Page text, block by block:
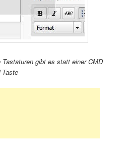
gibt es statt einer CMD